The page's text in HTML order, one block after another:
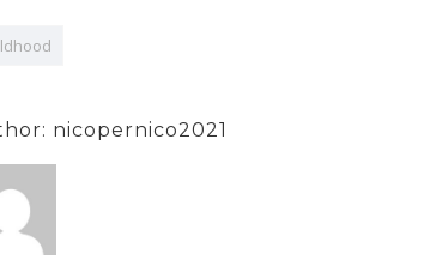
nicopernico2021